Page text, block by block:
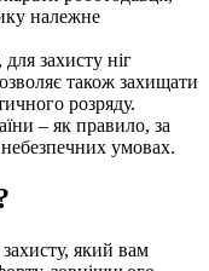
належне
захисту ніг
також захищати
розряду.
– як правило, за
умовах.
який вам